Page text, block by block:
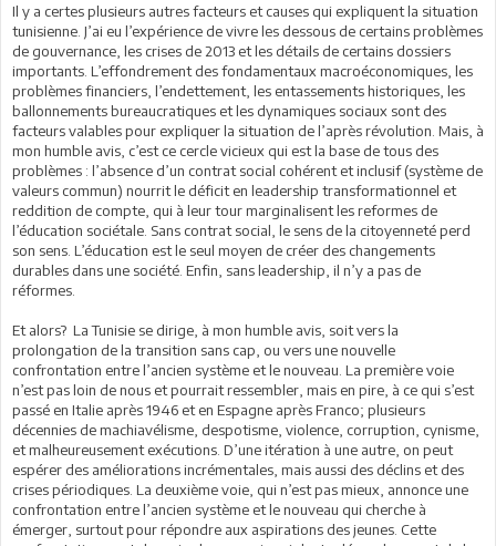
Il y a certes plusieurs autres facteurs et causes qui expliquent la situation
tunisienne. J’ai eu l’expérience de vivre les dessous de certains problèmes
de gouvernance, les crises de 2013 et les détails de certains dossiers
importants. L’effondrement des fondamentaux macroéconomiques, les
problèmes financiers, l’endettement, les entassements historiques, les
ballonnements bureaucratiques et les dynamiques sociaux sont des
facteurs valables pour expliquer la situation de l’après révolution. Mais, à
mon humble avis, c’est ce cercle vicieux qui est la base de tous des
problèmes : l’absence d’un contrat social cohérent et inclusif (système de
valeurs commun) nourrit le déficit en leadership transformationnel et
reddition de compte, qui à leur tour marginalisent les reformes de
l’éducation sociétale. Sans contrat social, le sens de la citoyenneté perd
son sens. L’éducation est le seul moyen de créer des changements
durables dans une société. Enfin, sans leadership, il n’y a pas de
réformes.
Et alors? La Tunisie se dirige, à mon humble avis, soit vers la
prolongation de la transition sans cap, ou vers une nouvelle
confrontation entre l’ancien système et le nouveau. La première voie
n’est pas loin de nous et pourrait ressembler, mais en pire, à ce qui s’est
passé en Italie après 1946 et en Espagne après Franco; plusieurs
décennies de machiavélisme, despotisme, violence, corruption, cynisme,
et malheureusement exécutions. D’une itération à une autre, on peut
espérer des améliorations incrémentales, mais aussi des déclins et des
crises périodiques. La deuxième voie, qui n’est pas mieux, annonce une
confrontation entre l’ancien système et le nouveau qui cherche à
émerger, surtout pour répondre aux aspirations des jeunes. Cette